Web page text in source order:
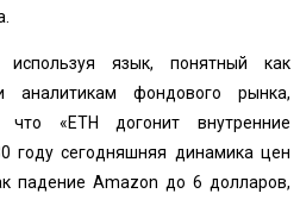
язык, понятный как
аналитикам фондового рынка,
«ETH догонит внутренние
году сегодняшняя динамика цен
падение Amazon до 6 долларов,